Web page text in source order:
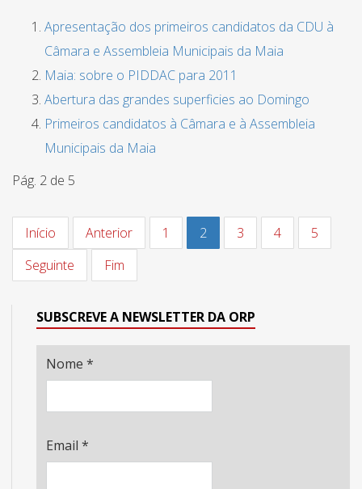
Apresentação dos primeiros candidatos da CDU à
Câmara e Assembleia Municipais da Maia
Maia: sobre o PIDDAC para 2011
Abertura das grandes superficies ao Domingo
Primeiros candidatos à Câmara e à Assembleia
Municipais da Maia
Pág. 2 de 5
Início Anterior 1 2 3 4
5
Seguinte
Fim
SUBSCREVE A NEWSLETTER DA ORP
Nome *
Email *